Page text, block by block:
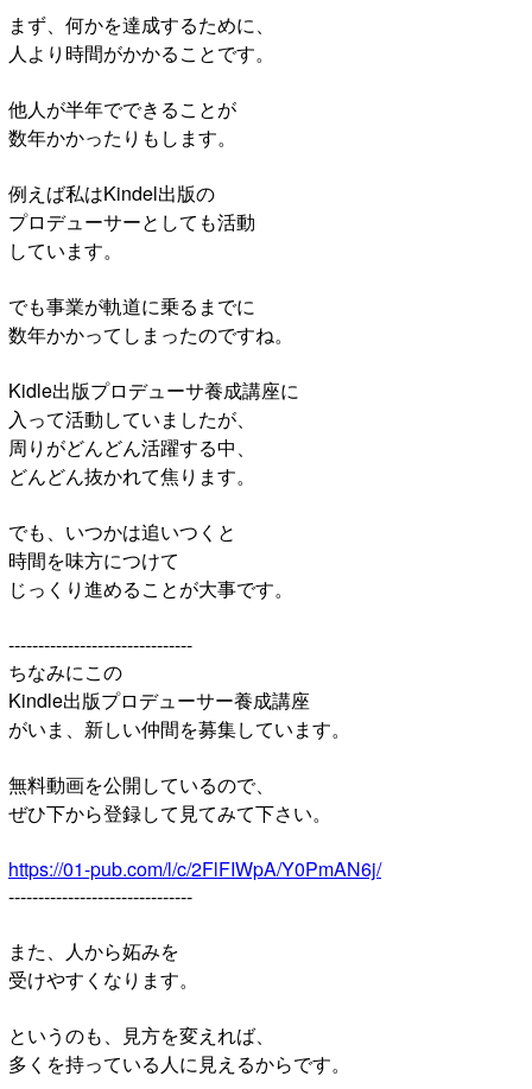
まず、何かを達成するために、
人より時間がかかることです。
他人が半年でできることが
数年かかったりもします。
例えば私はKindel出版の
プロデューサーとしても活動
しています。
でも事業が軌道に乗るまでに
数年かかってしまったのですね。
Kidle出版プロデューサ養成講座に
入って活動していましたが、
周りがどんどん活躍する中、
どんどん抜かれて焦ります。
でも、いつかは追いつくと
時間を味方につけて
じっくり進めることが大事です。
-------------------------------
ちなみにこの
Kindle出版プロデューサー養成講座
がいま、新しい仲間を募集しています。
無料動画を公開しているので、
ぜひ下から登録して見てみて下さい。
https://01-pub.com/l/c/2FlFIWpA/Y0PmAN6j/
-------------------------------
また、人から妬みを
受けやすくなります。
というのも、見方を変えれば、
多くを持っている人に見えるからです。